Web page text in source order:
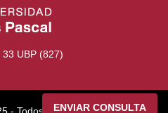
UBP (827)
ENVIAR CONSULTA